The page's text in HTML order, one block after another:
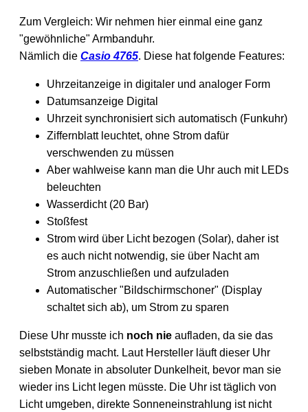
Zum Vergleich: Wir nehmen hier einmal eine ganz
"gewöhnliche" Armbanduhr.
Nämlich die Casio 4765. Diese hat folgende Features:
Uhrzeitanzeige in digitaler und analoger Form
Datumsanzeige Digital
Uhrzeit synchronisiert sich automatisch (Funkuhr)
Ziffernblatt leuchtet, ohne Strom dafür
verschwenden zu müssen
Aber wahlweise kann man die Uhr auch mit LEDs
beleuchten
Wasserdicht (20 Bar)
Stoßfest
Strom wird über Licht bezogen (Solar), daher ist
es auch nicht notwendig, sie über Nacht am
Strom anzuschließen und aufzuladen
Automatischer "Bildschirmschoner" (Display
schaltet sich ab), um Strom zu sparen
Diese Uhr musste ich noch nie aufladen, da sie das
selbstständig macht. Laut Hersteller läuft dieser Uhr
sieben Monate in absoluter Dunkelheit, bevor man sie
wieder ins Licht legen müsste. Die Uhr ist täglich von
Licht umgeben, direkte Sonneneinstrahlung ist nicht